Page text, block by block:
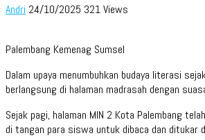
Andri 24/10/2025 321 Views
Palembang Kemenag Sumsel
Dalam upaya menumbuhkan budaya literasi
berlangsung di halaman madrasah dengan
Sejak pagi, halaman MIN 2 Kota Palembang
di tangan para siswa untuk dibaca dan ditukar